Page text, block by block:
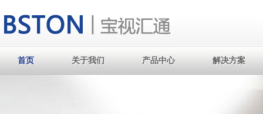
首页
首页 关于我们
关于我们 产品中心
产品中心 解决方案
解决方案